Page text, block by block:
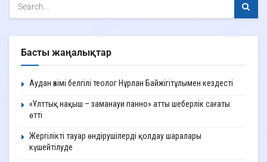
Басты жаңалықтар
Аудан әкімі белгілі теолог Нұрлан Байжігітұлымен кездесті
«Ұлттық нақыш – заманауи панно» атты шеберлік сағаты
өтті
Жергілікті тауар өндірушілерді қолдау шаралары
күшейтілуде